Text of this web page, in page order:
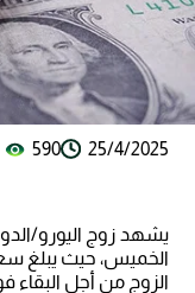
25/4/2025
590
يشهد زوج اليورو/